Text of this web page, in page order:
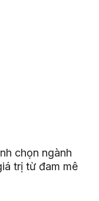
chọn ngành
trị từ đam mê